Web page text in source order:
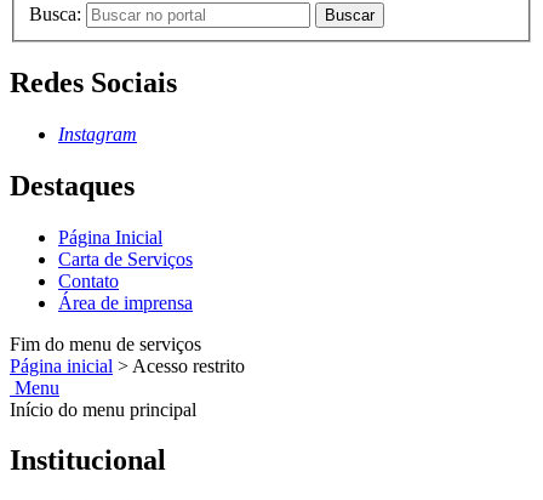
Busca: Buscar
Redes Sociais
Instagram
Destaques
Página Inicial
Carta de Serviços
Contato
Área de imprensa
Fim do menu de serviços
Página inicial > Acesso restrito
Menu
Início do menu principal
Institucional